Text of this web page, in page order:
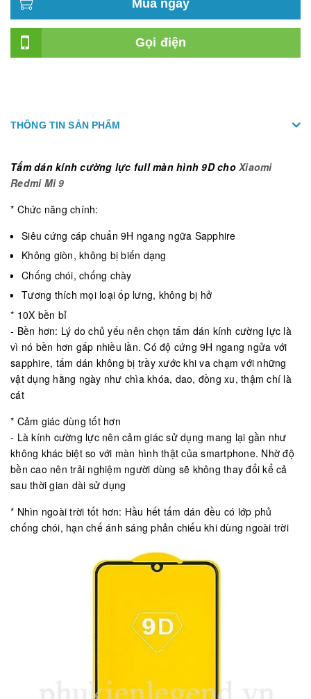
Mua ngay
Gọi điện
THÔNG TIN SẢN PHẨM
Tấm dán kính cường lực full màn hình 9D cho Xiaomi
Redmi Mi 9
* Chức năng chính:
Siêu cứng cáp chuẩn 9H ngang ngữa Sapphire
Không giòn, không bị biến dạng
Chống chói, chống chày
Tương thích mọi loại ốp lưng, không bị hở
* 10X bền bỉ
- Bền hơn: Lý do chủ yếu nên chọn tấm dán kính cường lực là
vì nó bền hơn gấp nhiều lần. Có độ cứng 9H ngang ngửa với
sapphire, tấm dán không bị trầy xước khi va chạm với những
vật dụng hằng ngày như chìa khóa, dao, đồng xu, thậm chí là
cát
* Cảm giác dùng tốt hơn
- Là kính cường lực nên cảm giác sử dụng mang lại gần như
không khác biệt so với màn hình thật của smartphone. Nhờ độ
bền cao nên trải nghiệm người dùng sẽ không thay đổi kể cả
sau thời gian dài sử dụng
* Nhìn ngoài trời tốt hơn: Hầu hết tấm dán đều có lớp phủ
chống chói, hạn chế ánh sáng phản chiếu khi dùng ngoài trời